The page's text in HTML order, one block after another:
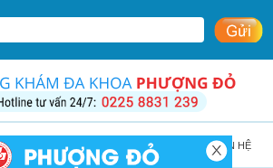
CƠ SỞ VẬT CHẤT LIÊN HỆ